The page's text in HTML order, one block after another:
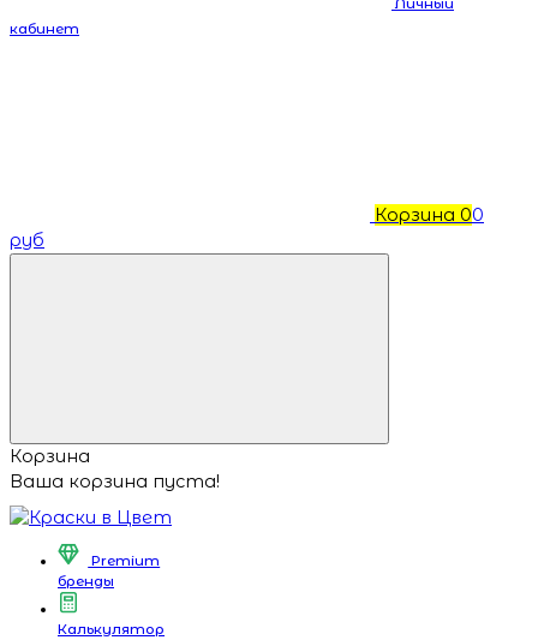
кабинет
Корзина 00
руб
Корзина
Ваша корзина пуста!
Premium
бренды
Калькулятор